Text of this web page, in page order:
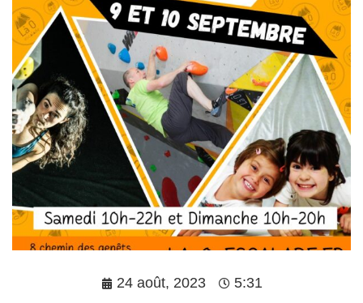
24 août, 2023 5:31